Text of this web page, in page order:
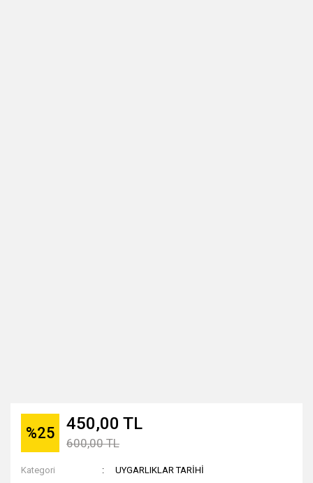
%25 450,00 TL
600,00 TL
Kategori
UYGARLIKLAR TARİHİ